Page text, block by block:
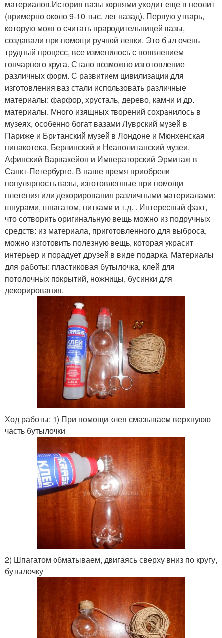
материалов.История вазы корнями уходит еще в неолит
(примерно около 9-10 тыс. лет назад). Первую утварь,
которую можно считать прародительницей вазы,
создавали при помощи ручной лепки. Это был очень
трудный процесс, все изменилось с появлением
гончарного круга. Стало возможно изготовление
различных форм. С развитием цивилизации для
изготовления ваз стали использовать различные
материалы: фарфор, хрусталь, дерево, камни и др.
материалы. Много изящных творений сохранилось в
музеях, особенно богат вазами Луврский музей в
Париже и Британский музей в Лондоне и Мюнхенская
пинакотека. Берлинский и Неаполитанский музеи.
Афинский Варвакейон и Императорский Эрмитаж в
Санкт-Петербурге. В наше время приобрели
популярность вазы, изготовленные при помощи
плетения или декорирования различными материалами:
шнурами, шпагатом, нитками и т.д. . Интересный факт,
что сотворить оригинальную вещь можно из подручных
средств: из материала, приготовленного для выброса,
можно изготовить полезную вещь, которая украсит
интерьер и порадует друзей в виде подарка. Материалы
для работы: пластиковая бутылочка, клей для
потолочных покрытий, ножницы, бусинки для
декорирования.
Ход работы: 1) При помощи клея смазываем верхнуюю
часть бутылочки
2) Шпагатом обматываем, двигаясь сверху вниз по кругу,
бутылочку